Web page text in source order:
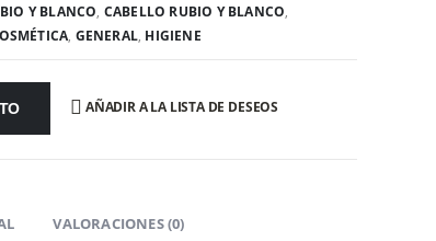
Y BLANCO, CABELLO RUBIO Y BLANCO,
, GENERAL, HIGIENE
AÑADIR A LA LISTA DE DESEOS
VALORACIONES (0)